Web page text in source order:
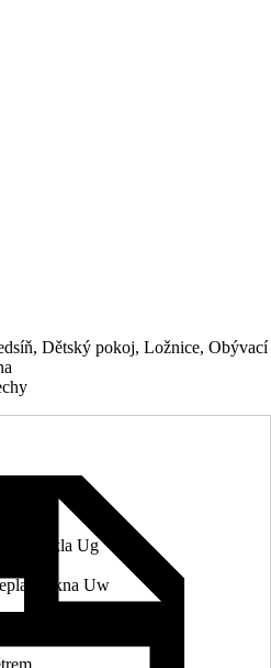
Dětský pokoj, Ložnice, Obývací
u skla Ug
u okna Uw